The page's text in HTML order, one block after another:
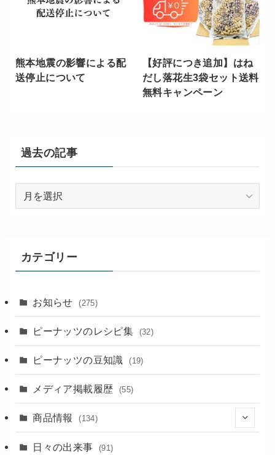
熊本地震の影響による配
送停止について
【好評につき追加】はね
だし落花生3袋セット送料
無料キャンペーン
過去の記事
カテゴリー
お知らせ (275)
ピーナッツのレシピ集 (32)
ピーナッツの豆知識 (19)
メディア掲載履歴 (55)
商品情報 (134)
(18)
日々の出来事 (91)